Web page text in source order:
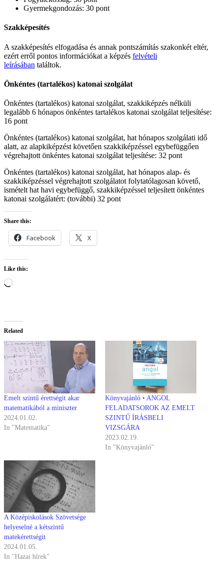
Gyermekgondozás: 30 pont
Szakképesítés
A szakképesítés elfogadása és annak pontszámítás szakonkét eltér,
ezért erről pontos információkat a képzés felvételi
leírásában találtok.
Önkéntes (tartalékos) katonai szolgálat
Önkéntes (tartalékos) katonai szolgálat, szakkiképzés nélküli
legalább 6 hónapos önkéntes tartalékos katonai szolgálat teljesítése:
16 pont
Önkéntes (tartalékos) katonai szolgálat, hat hónapos szolgálati idő
alatt, az alapkiképzést követően szakkiképzéssel egybefüggően
végrehajtott önkéntes katonai szolgálat teljesítése: 32 pont
Önkéntes (tartalékos) katonai szolgálat, hat hónapos alap- és
szakkiképzéssel végrehajtott szolgálatot folytatólagosan követő,
ismételt hat havi egybefüggő, szakkiképzéssel teljesített önkéntes
katonai szolgálatért: (további) 32 pont
Share this:
Facebook X
Like this:
Loading…
Related
Emelt szintű érettségit akar
matematikából a miniszter
2024.01.02.
In "Matematika"
Könyvajánló • ANGOL
FELADATSOROK AZ EMELT
SZINTŰ ÍRÁSBELI
VIZSGÁRA
2023.02.19.
In "Könyvajánló"
A Középiskolások Szövetsége
helyeselné a kétszintű
matekérettségit
2024.01.05.
In "Hazai hírek"